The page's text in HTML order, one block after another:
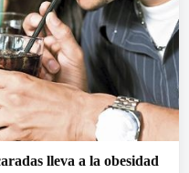
lleva a la obesidad